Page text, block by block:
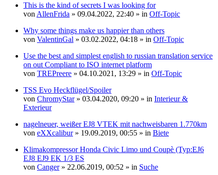
This is the kind of secrets I was looking for
von AllenFrida » 09.04.2022, 22:40 » in Off-Topic
Why some things make us happier than others
von ValentinGal » 03.02.2022, 04:18 » in Off-Topic
Use the best and simplest english to russian translation service
on out Compliant to ISO internet platform
von TREPreere » 04.10.2021, 13:29 » in Off-Topic
TSS Evo Heckflügel/Spoiler
von ChromyStar» 03.04.2020, 09:20 » in Interieur &
Exterieur
nagelneuer, weißer EJ8 VTEK mit nachweisbaren 1.770km
von eXXcalibur» 19.09.2019, 00:55 » in Biete
Klimakompressor Honda Civic Limo und Coupè (Typ:EJ6
EJ8 EJ9 EK 1/3 ES
von Canger» 22.06.2019, 00:52 » in Suche